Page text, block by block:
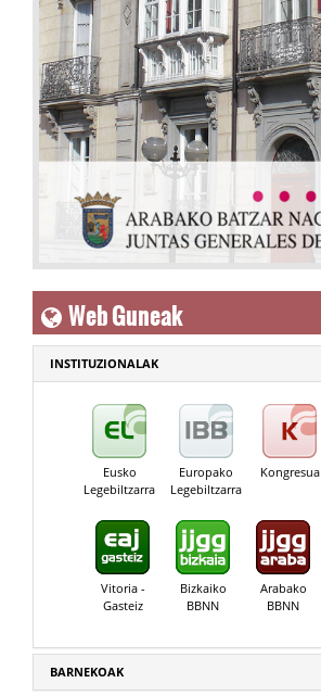
Web Guneak
INSTITUZIONALAK
Eusko
Legebiltzarra
Europako
Legebiltzarra
Kongresua
Vitoria -
Gasteiz
Bizkaiko
BBNN
Arabako
BBNN
BARNEKOAK